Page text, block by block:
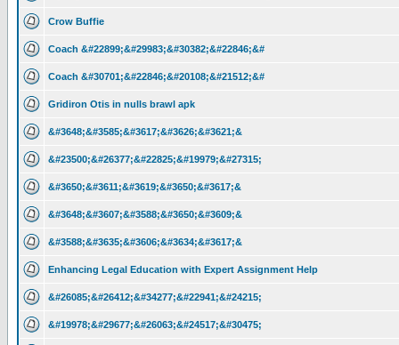
Crow Buffie
Coach &#22899;&#29983;&#30382;&#22846;&#
Coach &#30701;&#22846;&#20108;&#21512;&#
Gridiron Otis in nulls brawl apk
&#3648;&#3585;&#3617;&#3626;&#3621;&
&#23500;&#26377;&#22825;&#19979;&#27315;
&#3650;&#3611;&#3619;&#3650;&#3617;&
&#3648;&#3607;&#3588;&#3650;&#3609;&
&#3588;&#3635;&#3606;&#3634;&#3617;&
Enhancing Legal Education with Expert Assignment Help
&#26085;&#26412;&#34277;&#22941;&#24215;
&#19978;&#29677;&#26063;&#24517;&#30475;